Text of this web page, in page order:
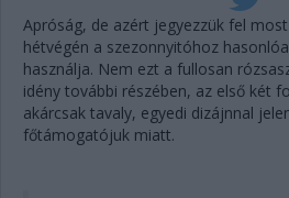
Apróság, de azért jegyezzük fel
hétvégén a szezonnyitóhoz
használja. Nem ezt a fullosan
idény további részében, az első két
akárcsak tavaly, egyedi dizájnnal
főtámogatójuk miatt.